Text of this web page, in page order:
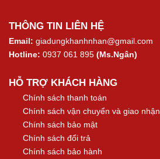
THÔNG TIN LIÊN HỆ
Email: giadungkhanhnhan@gmail.com
Hotline: 0937 061 895 (Ms.Ngân)
HỖ TRỢ KHÁCH HÀNG
Chính sách thanh toán
Chính sách vận chuyển và giao nhận
Chính sách bảo mật
Chính sách đổi trả
Chính sách bảo hành